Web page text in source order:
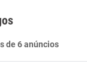
de 6 anúncios